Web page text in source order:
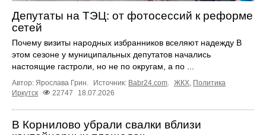
Депутаты на ТЭЦ: от фотосессий к реформе
сетей
Почему визиты народных избранников вселяют надежду В
этом сезоне у муниципальных депутатов начались
настоящие гастроли, но не по округам, а по ...
Автор: Ярослава Грин. Источник: Babr24.com. ЖКХ, Политика
Иркутск
22747 18.07.2026
В Корнилово убрали свалки вблизи